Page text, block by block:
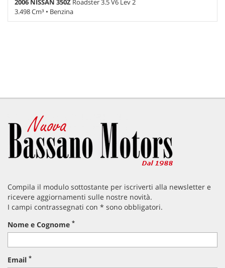
2006 NISSAN 350Z Roadster 3.5 V6 Lev 2
3.498 Cm³ • Benzina
• Servosterzo • Sound system • Specchietti laterali elettrici •
Compila il modulo sottostante per iscriverti alla newsletter e
ricevere aggiornamenti sulle nostre novità.
I campi contrassegnati con * sono obbligatori.
Nome e Cognome *
Email *